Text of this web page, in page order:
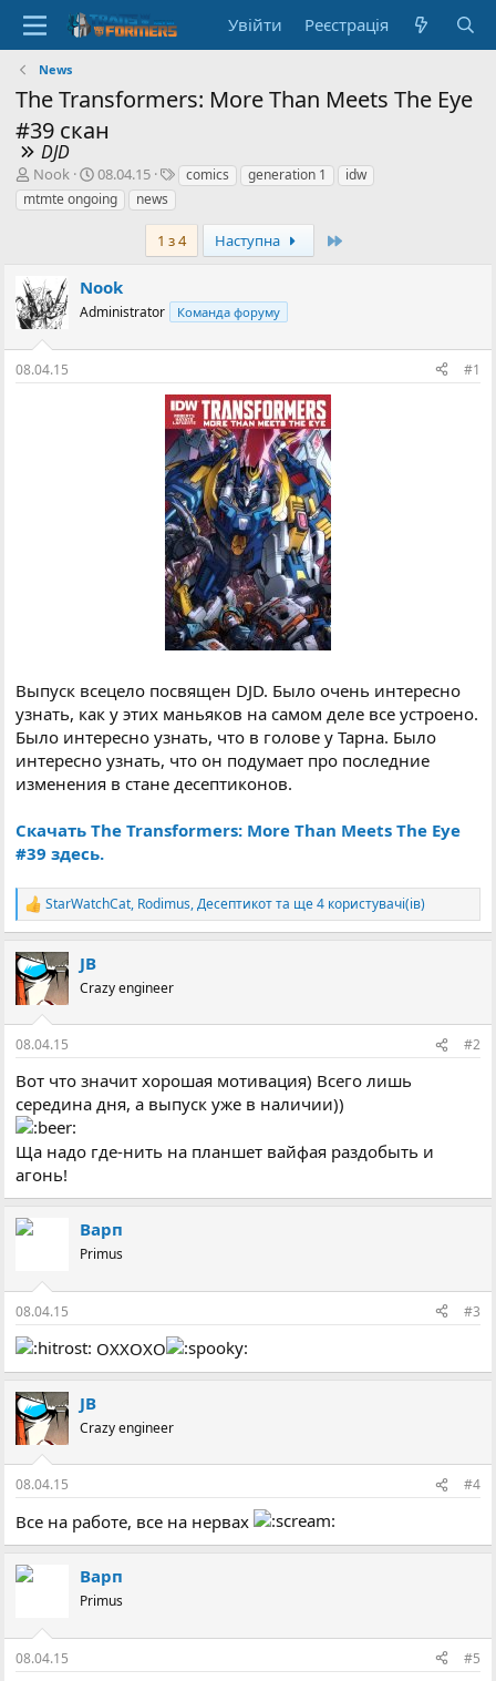
Увійти Реєстрація
News
The Transformers: More Than Meets The Eye
#39 скан
DJD
А
в
т
е
м
и
Nook
Д
а
т
в
о
е
08.04.15
Т
и
comics generation 1
idw
mtmte ongoing
news
1 з 4 Наступна
Nook
Administrator Команда форуму
08.04.15 #1
Выпуск всецело посвящен DJD. Было очень интересно
узнать, как у этих маньяков на самом деле все устроено.
Было интересно узнать, что в голове у Тарна. Было
интересно узнать, что он подумает про последние
изменения в стане десептиконов.
Скачать The Transformers: More Than Meets The Eye
#39 здесь.
Р
е
к
ц
і
StarWatchCat, Rodimus,Десептикотта ще 4 користувачі(ів)
JB
Crazy engineer
08.04.15 #2
Вот что значит хорошая мотивация) Всего лишь
середина дня, а выпуск уже в наличии))
Ща надо где-нить на планшет вайфая раздобыть и
агонь!
Варп
Primus
08.04.15 #3
ОХХОХО
JB
Crazy engineer
08.04.15 #4
Все на работе, все на нервах
Варп
Primus
08.04.15 #5